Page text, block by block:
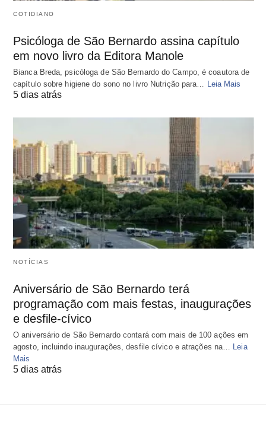
COTIDIANO
Psicóloga de São Bernardo assina capítulo
em novo livro da Editora Manole
Bianca Breda, psicóloga de São Bernardo do Campo, é coautora de
capítulo sobre higiene do sono no livro Nutrição para… Leia Mais
5 dias atrás
NOTÍCIAS
Aniversário de São Bernardo terá
programação com mais festas, inaugurações
e desfile-cívico
O aniversário de São Bernardo contará com mais de 100 ações em
agosto, incluindo inaugurações, desfile cívico e atrações na…
Leia
Mais
5 dias atrás